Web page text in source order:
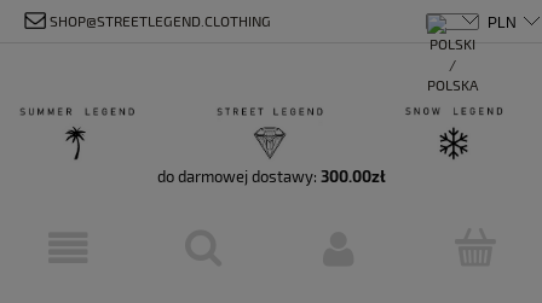
SHOP@STREETLEGEND.CLOTHING
do darmowej dostawy: 300.00zł